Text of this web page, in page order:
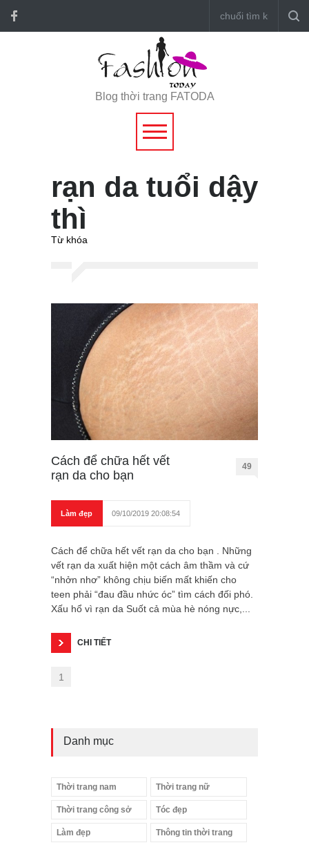
Blog thời trang FATODA
rạn da tuổi dậy
thì
Từ khóa
Cách để chữa hết vết
rạn da cho bạn
49
Làm đẹp 09/10/2019 20:08:54
Cách để chữa hết vết rạn da cho bạn . Những
vết rạn da xuất hiện một cách âm thầm và cứ
“nhởn nhơ” không chịu biến mất khiến cho
teen phải “đau đầu nhức óc” tìm cách đối phó.
Xấu hổ vì rạn da Suốt cả mùa hè nóng nực,...
CHI TIẾT
1
Danh mục
Thời trang nam Thời trang nữ
Thời trang công sở Tóc đẹp
Làm đẹp Thông tin thời trang